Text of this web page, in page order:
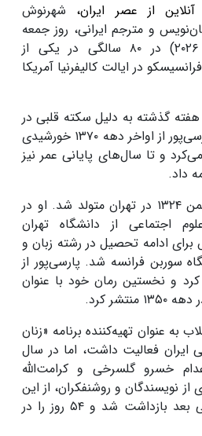
از عصر ایران، شهرنوش
و مترجم ایرانی، روز جمعه
۱۲ تیر ۱۴۰۵ (۳ ژوئیه ۲۰۲۶) در ۸۰ سالگی در یکی از
در ایالت کالیفرنیا آمریکا
هفته گذشته به دلیل سکته قلبی در
بیمارستان بستری بود. پارسی‌پور از اواخر دهه ۱۳۷۰ خورشیدی
و تا سال‌های پایانی عمر نیز
داد.
شهرنوش پارسی‌پور ۲۸ بهمن ۱۳۲۴ در تهران متولد شد. او در
علوم اجتماعی از دانشگاه تهران
ادامه تحصیل در رشته زبان و
سوربن فرانسه شد. پارسی‌پور از
کرد و نخستین رمان خود با عنوان
کرد.
به عنوان تهیه‌کننده برنامه «زنان
ایران فعالیت داشت، اما در سال
اعدام خسرو گلسرخی و کرامت‌الله
نویسندگان و روشنفکران، از این
سازمان استعفا داد. اندکی بعد بازداشت شد و ۵۴ روز را در